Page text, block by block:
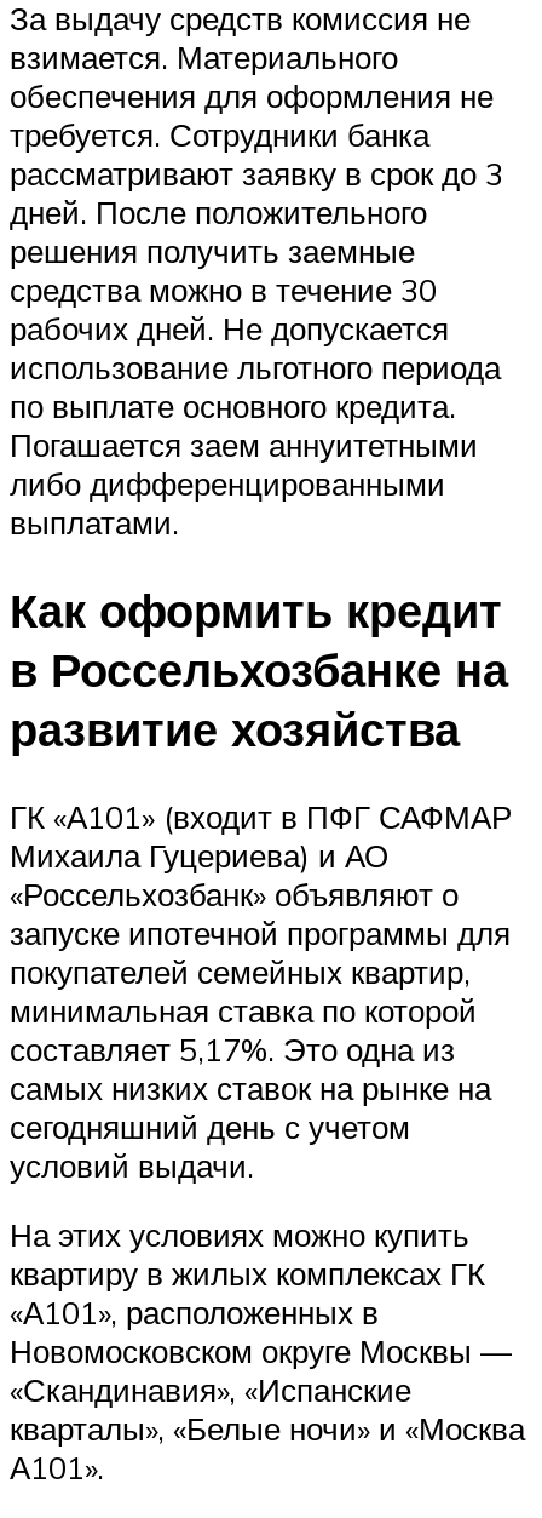
За выдачу средств комиссия не
взимается. Материального
обеспечения для оформления не
требуется. Сотрудники банка
рассматривают заявку в срок до 3
дней. После положительного
решения получить заемные
средства можно в течение 30
рабочих дней. Не допускается
использование льготного периода
по выплате основного кредита.
Погашается заем аннуитетными
либо дифференцированными
выплатами.
Как оформить кредит
в Россельхозбанке на
развитие хозяйства
ГК «А101» (входит в ПФГ САФМАР
Михаила Гуцериева) и АО
«Россельхозбанк» объявляют о
запуске ипотечной программы для
покупателей семейных квартир,
минимальная ставка по которой
составляет 5,17%. Это одна из
самых низких ставок на рынке на
сегодняшний день с учетом
условий выдачи.
На этих условиях можно купить
квартиру в жилых комплексах ГК
«А101», расположенных в
Новомосковском округе Москвы —
«Скандинавия», «Испанские
кварталы», «Белые ночи» и «Москва
А101».